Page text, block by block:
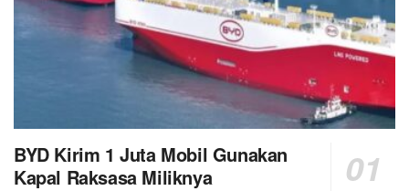
BYD Kirim 1 Juta Mobil Gunakan
Kapal Raksasa Miliknya